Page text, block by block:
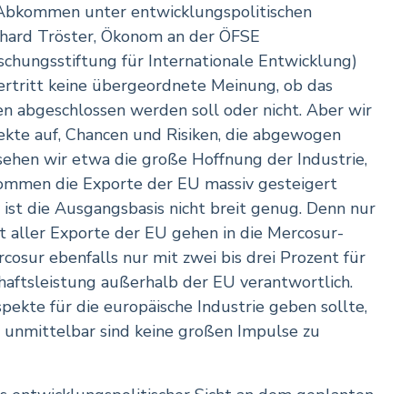
unter entwicklungspolitischen
Tröster, Ökonom an der ÖFSE
für Internationale Entwicklung)
keine übergeordnete Meinung, ob das
abgeschlossen werden soll oder nicht. Aber wir
auf, Chancen und Risiken, die abgewogen
wir etwa die große Hoffnung der Industrie,
die Exporte der EU massiv gesteigert
die Ausgangsbasis nicht breit genug. Denn nur
aller Exporte der EU gehen in die Mercosur-
ebenfalls nur mit zwei bis drei Prozent für
außerhalb der EU verantwortlich.
für die europäische Industrie geben sollte,
sind keine großen Impulse zu